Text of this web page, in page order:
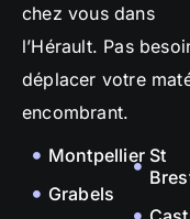
chez vous dans
l’Hérault. Pas
déplacer votre
encombrant.
Montpellier
Grabels
St